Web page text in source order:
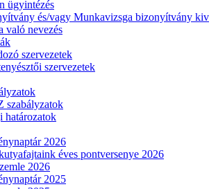
ügyintézés
és/vagy Munkavizsga bizonyítvány
való nevezés
szervezetek
szervezetek
szabályzatok
határozatok
2026
éves pontversenye 2026
2026
2025